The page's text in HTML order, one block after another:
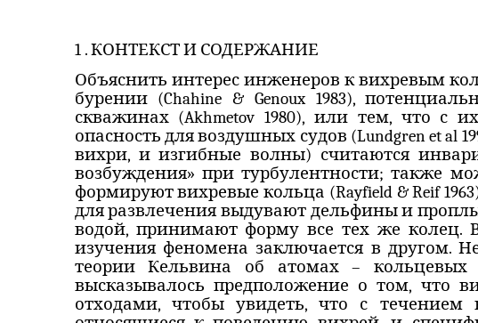
1 . КОНТЕКСТ И СОДЕРЖАНИЕ
Объяснить интерес инженеров к вихревым
бурении (Chahine & Genoux 1983),
скважинах (Akhmetov 1980), или тем, что с
опасность для воздушных судов (Lundgrenet al
вихри, и изгибные волны) считаются
возбуждения» при турбулентности; также
формируют вихревые кольца (Rayfield&Reif
для развлечения выдувают дельфины и
водой, принимают форму все тех же колец.
изучения феномена заключается в другом.
теории Кельвина об атомах – кольцевых
высказывалось предположение о том, что
отходами, чтобы увидеть, что с течением